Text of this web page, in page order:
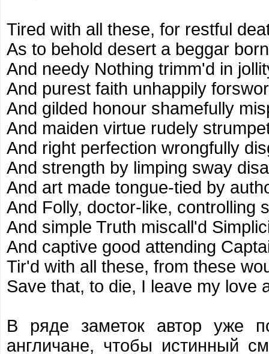
Tired with all these, for restful
As to behold desert a beggar
And needy Nothing trimm'd in
And purest faith unhappily
And gilded honour shamefully
And maiden virtue rudely
And right perfection wrongfully
And strength by limping sway
And art made tongue-tied by
And Folly, doctor-like, controlling
And simple Truth miscall'd
And captive good attending
Tir'd with all these, from these
Save that, to die, I leave my love
В ряде заметок автор уже
англичане, чтобы истинный